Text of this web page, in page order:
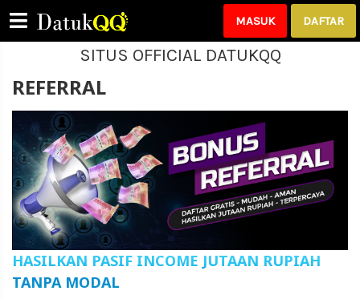
MASUK DAFTAR
SITUS OFFICIAL DATUKQQ
REFERRAL
HASILKAN PASIF INCOME JUTAAN RUPIAH
TANPA MODAL